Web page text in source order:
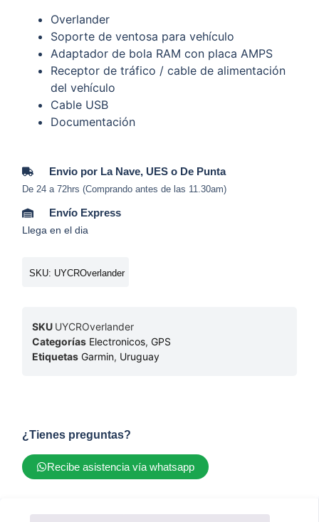
Overlander
Soporte de ventosa para vehículo
Adaptador de bola RAM con placa AMPS
Receptor de tráfico / cable de alimentación
del vehículo
Cable USB
Documentación
Envio por La Nave, UES o De Punta
De 24 a 72hrs (Comprando antes de las 11.30am)
Envío Express
Llega en el dia
SKU: UYCROverlander
SKU UYCROverlander
Categorías Electronicos,GPS
Etiquetas Garmin, Uruguay
¿Tienes preguntas?
Recibe asistencia vía whatsapp